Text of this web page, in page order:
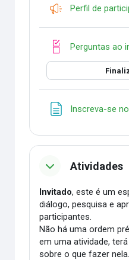
Perfil de
Perguntas ao
Inscreva-se
Atividades
Invitado, este é um
diálogo, pesquisa e
participantes.
Não há uma ordem
em uma atividade,
sobre o que fazer nela.